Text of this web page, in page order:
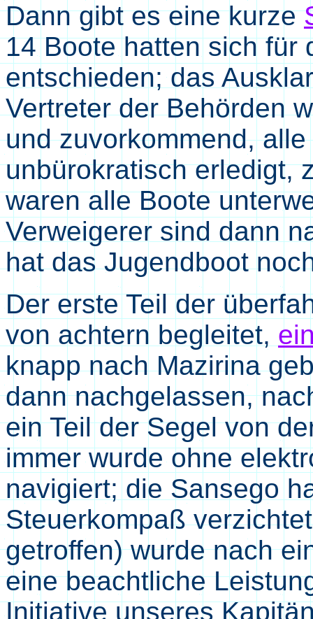
Dann gibt es eine kurze
14 Boote hatten sich für
entschieden; das
Vertreter der Behörden
und zuvorkommend,
unbürokratisch erledigt,
waren alle Boote
Verweigerer sind dann
hat das Jugendboot
Der erste Teil der
von achtern begleitet,
knapp nach Mazirina
dann nachgelassen,
ein Teil der Segel von
immer wurde ohne
navigiert; die Sansego
Steuerkompaß
getroffen) wurde nach
eine beachtliche
Initiative unseres